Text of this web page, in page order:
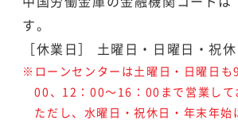
す。
［休業日］ 土曜日・日曜日・祝
※ローンセンターは土曜日・日曜日も
00、12：00～16：00まで営業して
ただし、水曜日・祝休日・年末年始